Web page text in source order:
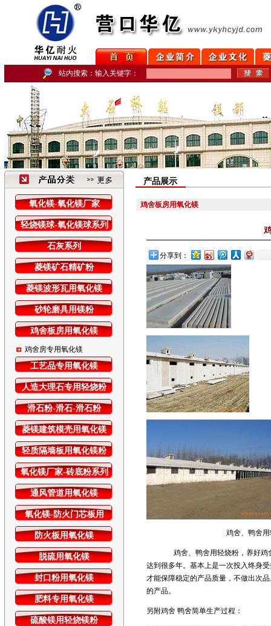
站内搜索：输入关键字：
氧化镁-氧化镁厂家
轻烧镁球-氧化镁球系列
石灰系列
菱镁矿石精矿粉
菱镁波形瓦用氧化镁
砂轮磨具用镁粉
鸡舍板房用氧化镁
鸡舍房专用氧化镁
工艺品专用氧化镁
人造大理石专用轻烧粉
滑石粉-滑石-滑石粉
菱镁建筑模壳用氧化镁
轻质隔墙板用氧化镁粉
氧化镁厂家-砖底粉系列
通风管道用氧化镁
氧化镁-防火门芯板用
防火板用氧化镁
脱硫用氧化镁
封口粉用氧化镁
肥料专用氧化镁
硫酸镁用轻烧镁粉
产品展示
鸡舍板房用氧化镁
分享到：
鸡舍、鸭舍
鸡舍、鸭舍用轻烧粉，养好
达到很多年。基本上是一次投入终身
才能保障稳定的产品质量，不做出次
的产品。
另附鸡舍 鸭舍简单生产过程：